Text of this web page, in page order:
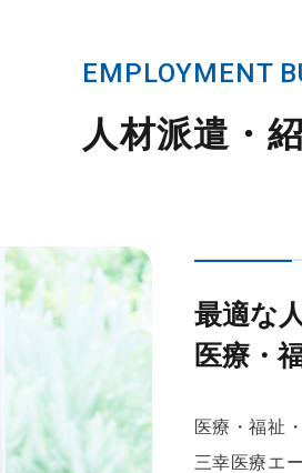
EMPLOYMENT
人材派遣・
最適な
医療・
医療・福祉
三幸医療エ